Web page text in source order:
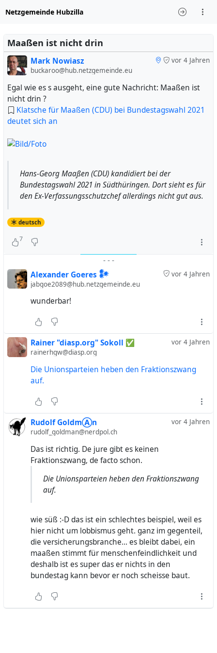
Netzgemeinde Hubzilla
Maaßen ist nicht drin
vor 4 Jahren
Mark Nowiasz
buckaroo@hub.netzgemeinde.eu
Egal wie es s ausgeht, eine gute Nachricht: Maaßen ist
nicht drin ?
Klatsche für Maaßen (CDU) bei Bundestagswahl 2021
deutet sich an
Hans-Georg Maaßen (CDU) kandidiert bei der
Bundestagswahl 2021 in Südthüringen. Dort sieht es für
den Ex-Verfassungsschutzchef allerdings nicht gut aus.
deutsch
7
- - -
vor 4 Jahren
Alexander Goeres 𒀯
jabgoe2089@hub.netzgemeinde.eu
wunderbar!
vor 4 Jahren
Rainer "diasp​.org" Sokoll ✅
rainerhgw@diasp.org
Die Unionsparteien heben den Fraktionszwang
auf.
vor 4 Jahren
Rudolf GoldmⒶn
rudolf_goldman@nerdpol.ch
Das ist richtig. De jure gibt es keinen
Fraktionszwang, de facto schon.
Die Unionsparteien heben den Fraktionszwang
auf.
wie süß :-D das ist ein schlechtes beispiel, weil es
hier nicht um lobbismus geht. ganz im gegenteil,
die versicherungsbranche... es bleibt dabei, ein
maaßen stimmt für menschenfeindlichkeit und
deshalb ist es super das er nichts in den
bundestag kann bevor er noch scheisse baut.